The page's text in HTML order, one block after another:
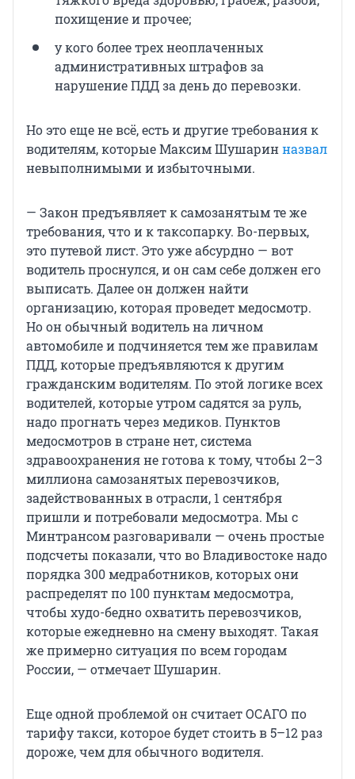
похищение и прочее;
у кого более трех неоплаченных
административных штрафов за
нарушение ПДД за день до перевозки.
Но это еще не всё, есть и другие требования к
водителям, которые Максим Шушаринназвал
невыполнимыми и избыточными.
— Закон предъявляет к самозанятым те же
требования, что и к таксопарку. Во-первых,
это путевой лист. Это уже абсурдно — вот
водитель проснулся, и он сам себе должен его
выписать. Далее он должен найти
организацию, которая проведет медосмотр.
Но он обычный водитель на личном
автомобиле и подчиняется тем же правилам
ПДД, которые предъявляются к другим
гражданским водителям. По этой логике всех
водителей, которые утром садятся за руль,
надо прогнать через медиков. Пунктов
медосмотров в стране нет, система
здравоохранения не готова к тому, чтобы 2–3
миллиона самозанятых перевозчиков,
задействованных в отрасли, 1 сентября
пришли и потребовали медосмотра. Мы с
Минтрансом разговаривали — очень простые
подсчеты показали, что во Владивостоке надо
порядка 300 медработников, которых они
распределят по 100 пунктам медосмотра,
чтобы худо-бедно охватить перевозчиков,
которые ежедневно на смену выходят. Такая
же примерно ситуация по всем городам
России, — отмечает Шушарин.
Еще одной проблемой он считает ОСАГО по
тарифу такси, которое будет стоить в 5–12 раз
дороже, чем для обычного водителя.